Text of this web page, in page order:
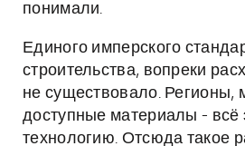
понимали.
Единого имперского
строительства, вопреки
не существовало. Регионы,
доступные материалы - всё
технологию. Отсюда такое